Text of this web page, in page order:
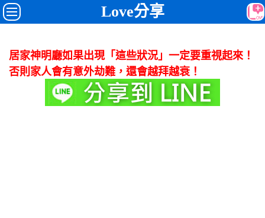
Love分享
居家神明廳如果出現「這些狀況」一定要重視起來！
否則家人會有意外劫難，還會越拜越衰！